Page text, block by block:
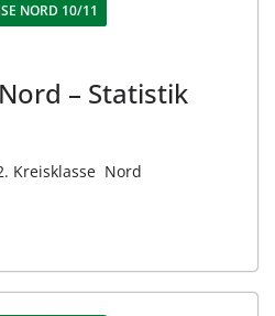
NORD 10/11
– Statistik
Kreisklasse Nord